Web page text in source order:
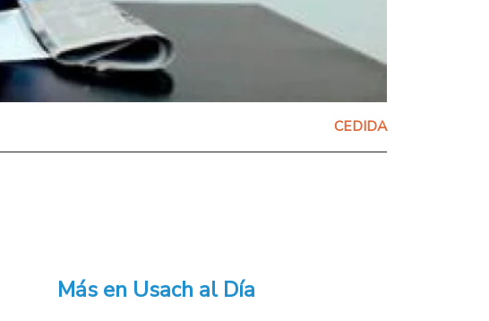
CEDIDA
Más en Usach al Día